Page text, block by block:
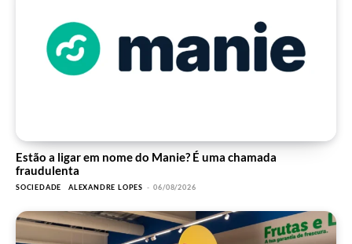
Estão a ligar em nome do Manie? É uma chamada
fraudulenta
SOCIEDADE ALEXANDRE LOPES - 06/08/2026